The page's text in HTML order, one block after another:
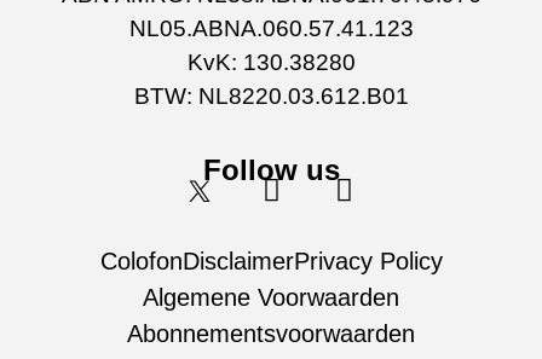
NL05.ABNA.060.57.41.123
KvK: 130.38280
BTW: NL8220.03.612.B01
Follow us
ColofonDisclaimerPrivacy Policy
Algemene Voorwaarden
Abonnementsvoorwaarden